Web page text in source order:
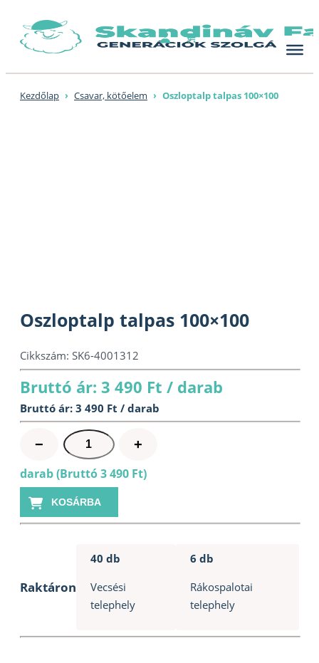
content
Kezdőlap › Csavar, kötőelem › Oszloptalp talpas 100×100
Oszloptalp talpas 100×100
Cikkszám: SK6-4001312
Bruttó ár: 3 490 Ft / darab
Bruttó ár: 3 490 Ft / darab
−
Oszloptalp
talpas
100x100
mennyiség
+
darab (Bruttó 3 490 Ft)
KOSÁRBA
Raktáron
40 db
Vecsési
telephely
6 db
Rákospalotai
telephely